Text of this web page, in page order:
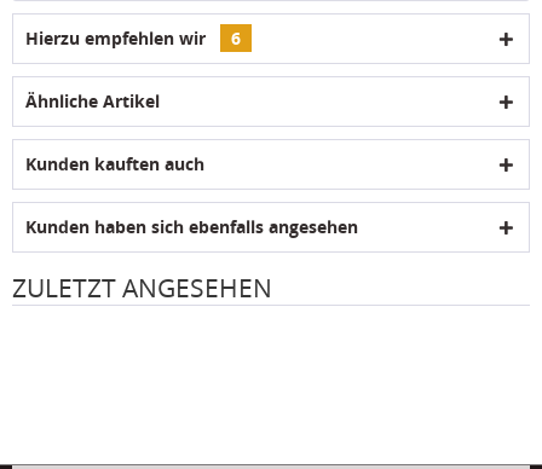
Hierzu empfehlen wir 6
Ähnliche Artikel
Kunden kauften auch
Kunden haben sich ebenfalls angesehen
ZULETZT ANGESEHEN